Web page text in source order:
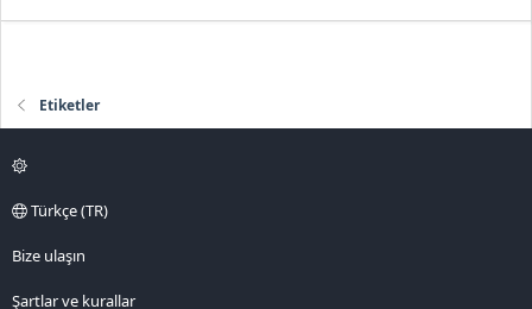
Etiketler
Türkçe (TR)
Bize ulaşın
Şartlar ve kurallar